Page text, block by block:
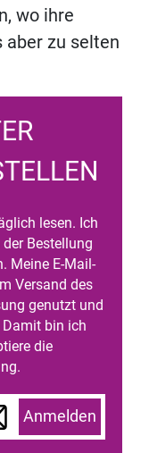
wo ihre
aber zu selten
lesen. Ich
Bestellung
Meine E-Mail-
Versand des
genutzt und
bin ich
die
Anmelden